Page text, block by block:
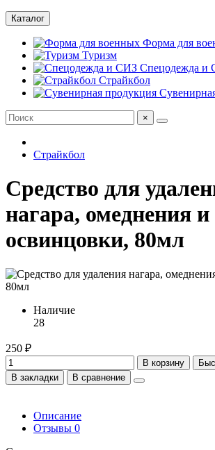
Каталог
Форма для
Туризм
Спецодежда и
Страйкбол
×
Страйкбол
Средство для
нагара, омеднения и
освинцовки, 80мл
Наличие
28
250 ₽
В корзину
В закладки
В сравнение
Описание
Отзывы 0